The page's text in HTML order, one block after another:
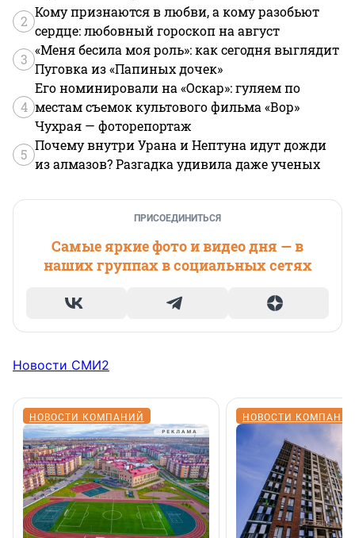
2
Кому признаются в любви, а кому разобьют
сердце: любовный гороскоп на август
3
«Меня бесила моя роль»: как сегодня выглядит
Пуговка из «Папиных дочек»
4
Его номинировали на «Оскар»: гуляем по
местам съемок культового фильма «Вор»
Чухрая — фоторепортаж
5
Почему внутри Урана и Нептуна идут дожди
из алмазов? Разгадка удивила даже ученых
ПРИСОЕДИНИТЬСЯ
Самые яркие фото и видео дня — в
наших группах в социальных сетях
Новости СМИ2
НОВОСТИ КОМПАНИЙ НОВОСТИ